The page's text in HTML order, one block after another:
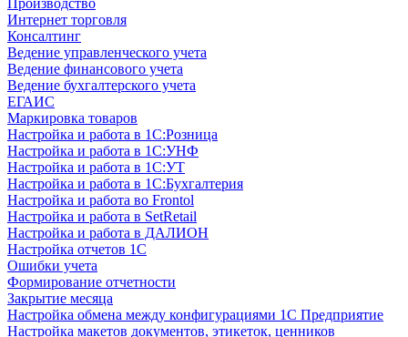
Производство
Интернет торговля
Консалтинг
Ведение управленческого учета
Ведение финансового учета
Ведение бухгалтерского учета
ЕГАИС
Маркировка товаров
Настройка и работа в 1С:Розница
Настройка и работа в 1С:УНФ
Настройка и работа в 1С:УТ
Настройка и работа в 1С:Бухгалтерия
Настройка и работа во Frontol
Настройка и работа в SetRetail
Настройка и работа в ДАЛИОН
Настройка отчетов 1С
Ошибки учета
Формирование отчетности
Закрытие месяца
Настройка обмена между конфигурациями 1С Предприятие
Настройка макетов документов, этикеток, ценников